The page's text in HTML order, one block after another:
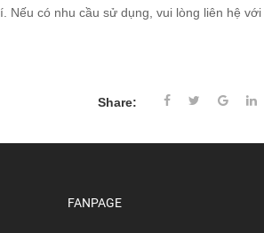
Nếu có nhu cầu sử dụng, vui lòng liên hệ với
Share:
FANPAGE